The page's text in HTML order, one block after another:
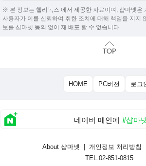
※ 본 정보는 헬리녹스 에서 제공한 자료이며, 샵마넷은
사용자가 이를 신뢰하여 취한 조치에 대해 책임을 지지
보를 샵마넷 동의 없이 재 배포 할 수 없습니다.
HOME PC버전 로그
네이버 메인에 #샵마
About 샵마넷 개인정보 처리방침
TEL:02-851-0815